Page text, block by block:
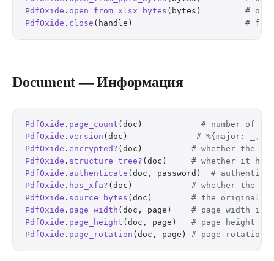
PdfOxide . open_from_xlsx_bytes (bytes) #
PdfOxide . close (handle) # free
Document — Информация
PdfOxide . page_count (doc) # number of
PdfOxide . version (doc) # %{major: _,
PdfOxide . encrypted? (doc) # whether the
PdfOxide . structure_tree? (doc) # whether it
PdfOxide . authenticate (doc, password) #
PdfOxide . has_xfa? (doc) # whether the
PdfOxide . source_bytes (doc) # the original
PdfOxide . page_width (doc, page) # page width in
PdfOxide . page_height (doc, page) # page height in
PdfOxide . page_rotation (doc, page) # page rotation